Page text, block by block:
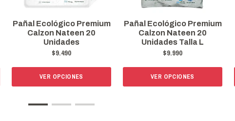
Pañal Ecológico Premium
Calzon Nateen 20
Unidades
$9.490
VER OPCIONES
Pañal Ecológico Premium
Calzon Nateen 20
Unidades Talla L
$9.990
VER OPCIONES